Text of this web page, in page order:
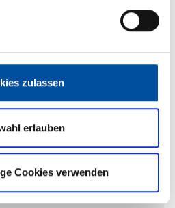
zulassen
erlauben
Cookies verwenden
ab 4 Schlafplätze
4
4